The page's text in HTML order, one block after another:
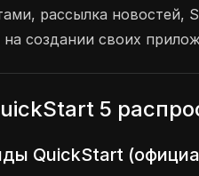
рассылка новостей,
создании своих
5
QuickStart